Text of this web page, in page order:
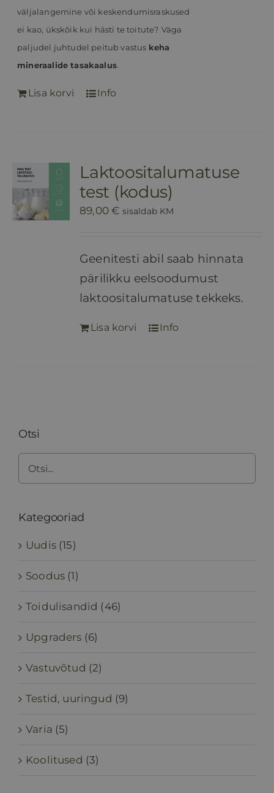
väljalangemine või keskendumisraskused
ei kao, ükskõik kui hästi te toitute? Väga
paljudel juhtudel peitub vastus keha
mineraalide tasakaalus.
Lisa korvi Info
Laktoositalumatuse
test (kodus)
89,00€ sisaldab KM
Geenitesti abil saab hinnata
pärilikku eelsoodumust
laktoositalumatuse tekkeks.
Lisa korvi Info
Otsi
Kategooriad
Uudis (15)
Soodus (1)
Toidulisandid (46)
Upgraders (6)
Vastuvõtud (2)
Testid, uuringud (9)
Varia (5)
Koolitused (3)